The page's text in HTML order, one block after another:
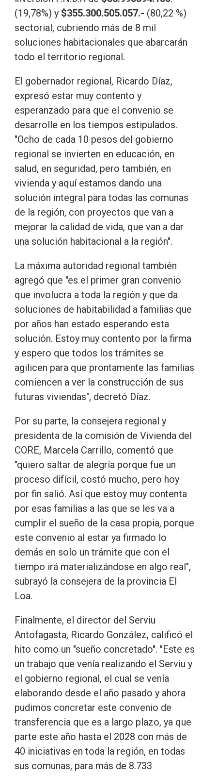
(19,78%) y $355.300.505.057.- (80,22 %)
sectorial, cubriendo más de 8 mil
soluciones habitacionales que abarcarán
todo el territorio regional.
El gobernador regional, Ricardo Díaz,
expresó estar muy contento y
esperanzado para que el convenio se
desarrolle en los tiempos estipulados.
"Ocho de cada 10 pesos del gobierno
regional se invierten en educación, en
salud, en seguridad, pero también, en
vivienda y aquí estamos dando una
solución integral para todas las comunas
de la región, con proyectos que van a
mejorar la calidad de vida, que van a dar
una solución habitacional a la región".
La máxima autoridad regional también
agregó que "es el primer gran convenio
que involucra a toda la región y que da
soluciones de habitabilidad a familias que
por años han estado esperando esta
solución. Estoy muy contento por la firma
y espero que todos los trámites se
agilicen para que prontamente las familias
comiencen a ver la construcción de sus
futuras viviendas", decretó Díaz.
Por su parte, la consejera regional y
presidenta de la comisión de Vivienda del
CORE, Marcela Carrillo, comentó que
"quiero saltar de alegría porque fue un
proceso difícil, costó mucho, pero hoy
por fin salió. Así que estoy muy contenta
por esas familias a las que se les va a
cumplir el sueño de la casa propia, porque
este convenio al estar ya firmado lo
demás en solo un trámite que con el
tiempo irá materializándose en algo real",
subrayó la consejera de la provincia El
Loa.
Finalmente, el director del Serviu
Antofagasta, Ricardo González, calificó el
hito como un "sueño concretado". "Este es
un trabajo que venía realizando el Serviu y
el gobierno regional, el cual se venía
elaborando desde el año pasado y ahora
pudimos concretar este convenio de
transferencia que es a largo plazo, ya que
parte este año hasta el 2028 con más de
40 iniciativas en toda la región, en todas
sus comunas, para más de 8.733